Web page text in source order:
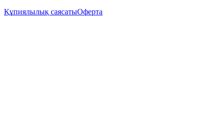
Құпиялылық саясатыОферта